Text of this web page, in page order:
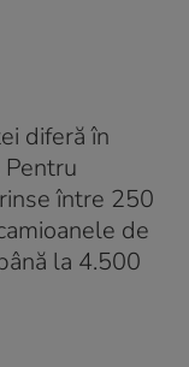
diferă în
între 250
de
la 4.500